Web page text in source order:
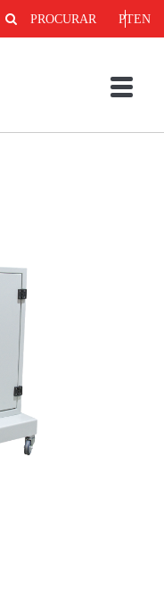
EN
PT
PROCURAR